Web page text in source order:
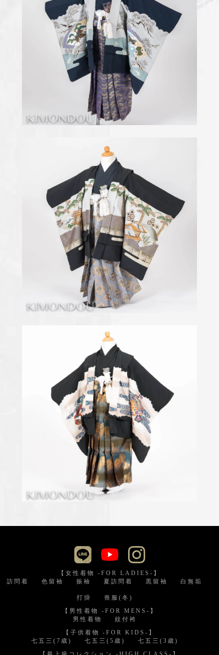
【女性着物 -FOR LADIES-】
訪問着
色留袖 振袖 夏訪問着 黒留袖 白無垢
打掛
喪服(冬)
【男性着物 -FOR MENS-】
男性着物
紋付袴
【子供着物 -FOR KIDS-】
七五三(7歳)
七五三(5歳)
七五三(3歳)